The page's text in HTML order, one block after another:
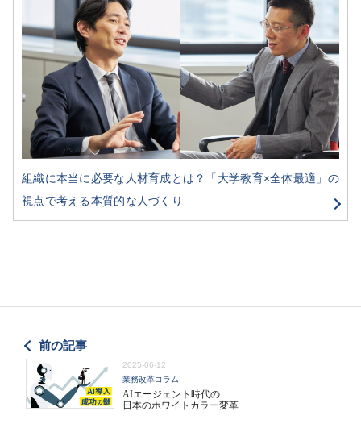
組織に本当に必要な人材育成とは？「大学教育×全体最適」の
視点で考える本質的な人づくり
前の記事
2025-06-12
業務改革コラム
AIエージェント時代の
日本のホワイトカラー変革